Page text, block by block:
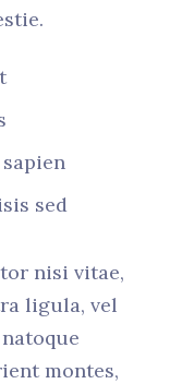
sed
nisi vitae,
ligula, vel
montes,